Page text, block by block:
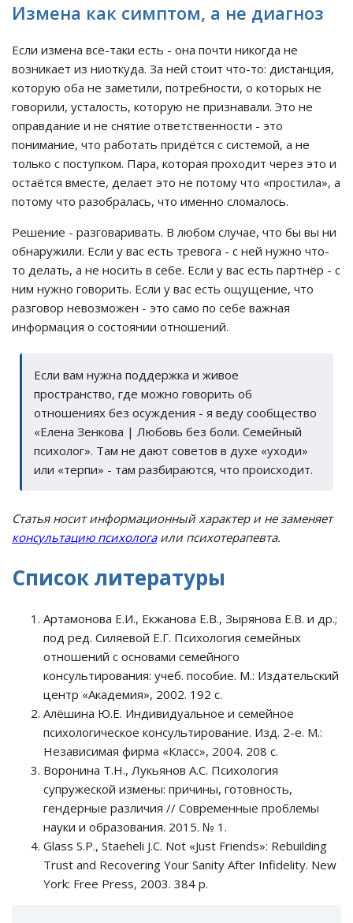
Измена как симптом, а не диагноз
Если измена всё-таки есть - она почти никогда не
возникает из ниоткуда. За ней стоит что-то: дистанция,
которую оба не заметили, потребности, о которых не
говорили, усталость, которую не признавали. Это не
оправдание и не снятие ответственности - это
понимание, что работать придётся с системой, а не
только с поступком. Пара, которая проходит через это и
остаётся вместе, делает это не потому что «простила», а
потому что разобралась, что именно сломалось.
Решение - разговаривать. В любом случае, что бы вы ни
обнаружили. Если у вас есть тревога - с ней нужно что-
то делать, а не носить в себе. Если у вас есть партнёр - с
ним нужно говорить. Если у вас есть ощущение, что
разговор невозможен - это само по себе важная
информация о состоянии отношений.
Если вам нужна поддержка и живое
пространство, где можно говорить об
отношениях без осуждения - я веду сообщество
«Елена Зенкова | Любовь без боли. Семейный
психолог». Там не дают советов в духе «уходи»
или «терпи» - там разбираются, что происходит.
Статья носит информационный характер и не заменяет
консультацию психологаили психотерапевта.
Список литературы
Артамонова Е.И., Екжанова Е.В., Зырянова Е.В. и др.;
под ред. Силяевой Е.Г. Психология семейных
отношений с основами семейного
консультирования: учеб. пособие. М.: Издательский
центр «Академия», 2002. 192 с.
Алёшина Ю.Е. Индивидуальное и семейное
психологическое консультирование. Изд. 2-е. М.:
Независимая фирма «Класс», 2004. 208 с.
Воронина Т.Н., Лукьянов А.С. Психология
супружеской измены: причины, готовность,
гендерные различия // Современные проблемы
науки и образования. 2015. № 1.
Glass S.P., Staeheli J.C. Not «Just Friends»: Rebuilding
Trust and Recovering Your Sanity After Infidelity. New
York: Free Press, 2003. 384 p.